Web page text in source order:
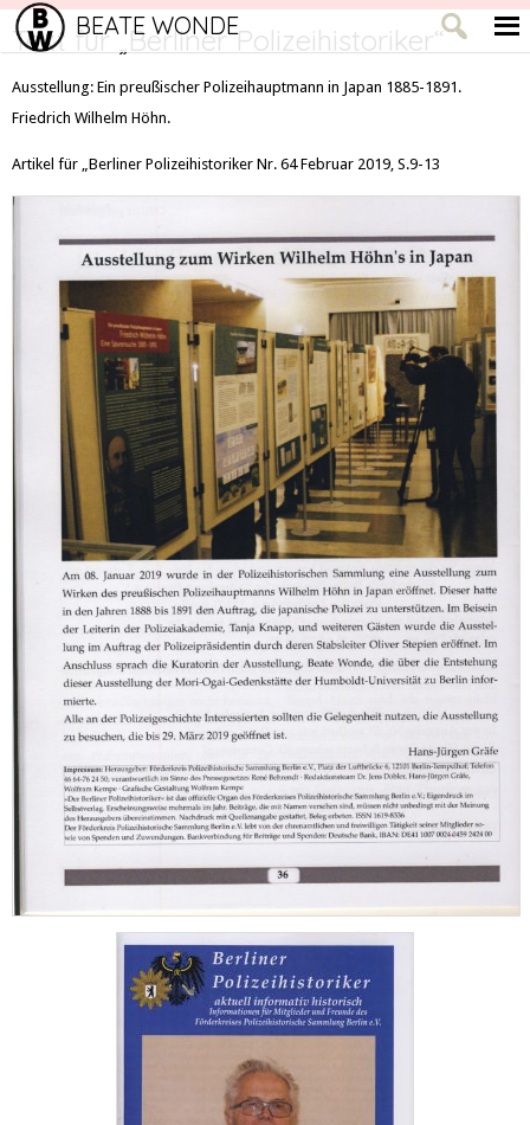
BEATE WONDE
Text für „Berliner Polizeihistoriker“
Ausstellung: Ein preußischer Polizeihauptmann in Japan 1885-1891.
Friedrich Wilhelm Höhn.
Artikel für „Berliner Polizeihistoriker Nr. 64 Februar 2019, S.9-13